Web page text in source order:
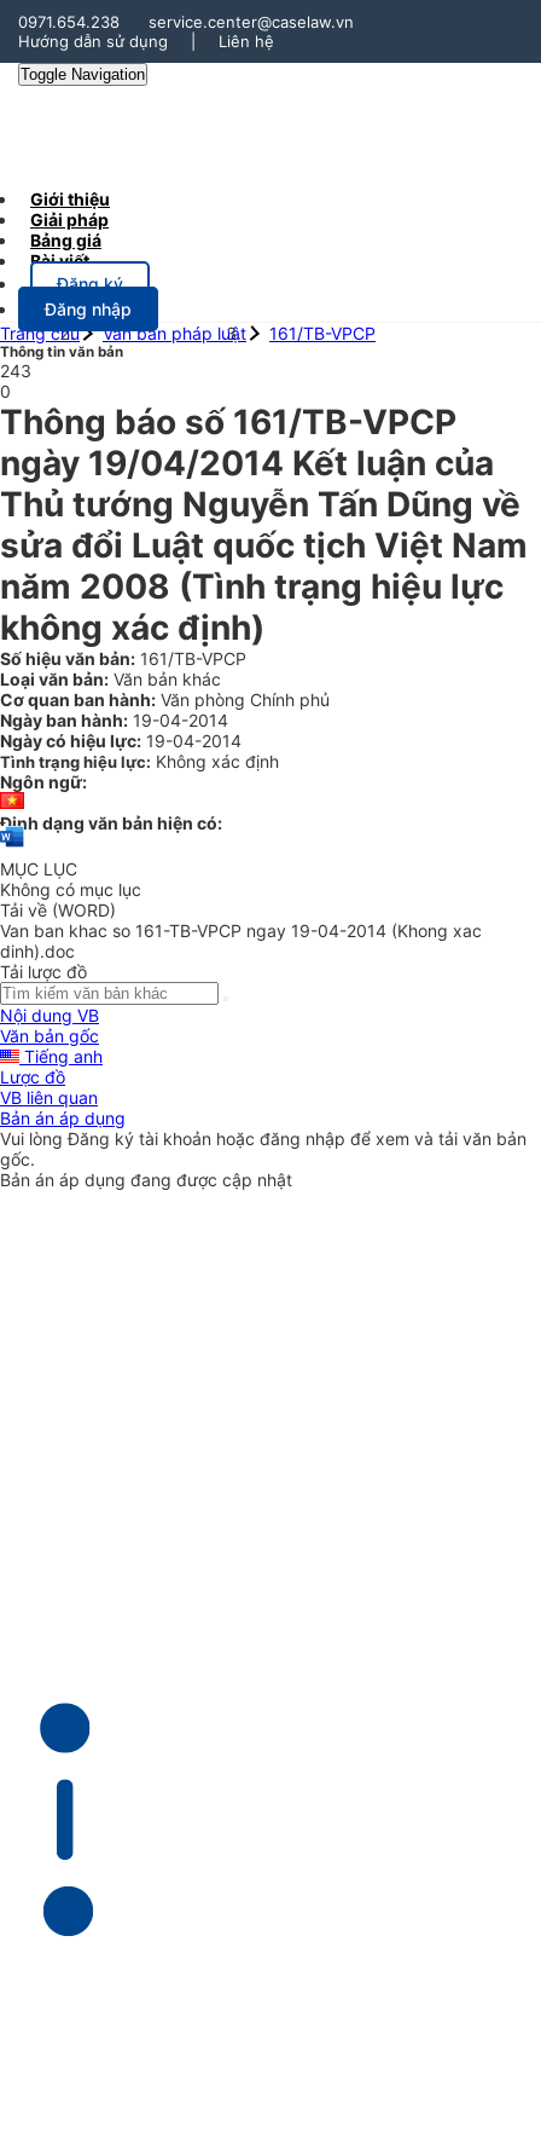
0971.654.238
service.center@caselaw.vn
Hướng dẫn sử dụng
Liên hệ
Toggle Navigation
Giới thiệu
Giải pháp
Bảng giá
Bài viết
Đăng ký
Đăng nhập
Trang chủ
Văn bản pháp luật 161/TB-VPCP
Thông tin văn bản
243
0
Thông báo số 161/TB-VPCP
ngày 19/04/2014 Kết luận của
Thủ tướng Nguyễn Tấn Dũng về
sửa đổi Luật quốc tịch Việt Nam
năm 2008 (Tình trạng hiệu lực
không xác định)
Số hiệu văn bản: 161/TB-VPCP
Loại văn bản: Văn bản khác
Cơ quan ban hành: Văn phòng Chính phủ
Ngày ban hành: 19-04-2014
Ngày có hiệu lực: 19-04-2014
Tình trạng hiệu lực: Không xác định
Ngôn ngữ:
Định dạng văn bản hiện có:
MỤC LỤC
Không có mục lục
Tải về (WORD)
Van ban khac so 161-TB-VPCP ngay 19-04-2014 (Khong xac
dinh).doc
Tải lược đồ
Nội dung VB
Văn bản gốc
Tiếng anh
Lược đồ
VB liên quan
Bản án áp dụng
Vui lòngĐăng ký tài khoản hoặc đăng nhập để xem và tải văn bản
gốc.
Bản án áp dụng đang được cập nhật